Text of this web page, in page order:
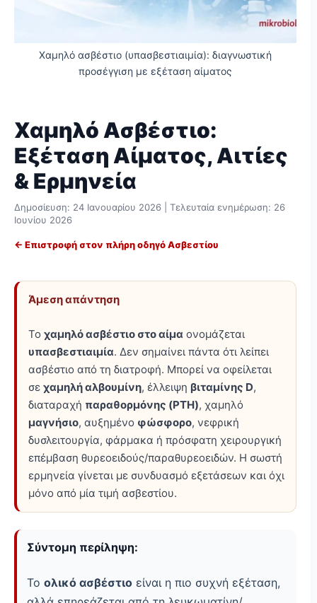
Χαμηλό ασβέστιο (υπασβεστιαιμία): διαγνωστική
προσέγγιση με εξέταση αίματος
Χαμηλό Ασβέστιο:
Εξέταση Αίματος, Αιτίες
& Ερμηνεία
Δημοσίευση: 24 Ιανουαρίου 2026 | Τελευταία ενημέρωση: 26
Ιουνίου 2026
← Επιστροφή στον πλήρη οδηγό Ασβεστίου
Άμεση απάντηση
Το χαμηλό ασβέστιο στο αίμα ονομάζεται
υπασβεστιαιμία. Δεν σημαίνει πάντα ότι λείπει
ασβέστιο από τη διατροφή. Μπορεί να οφείλεται
σε χαμηλή αλβουμίνη, έλλειψη βιταμίνης D,
διαταραχή παραθορμόνης (PTH), χαμηλό
μαγνήσιο, αυξημένο φώσφορο, νεφρική
δυσλειτουργία, φάρμακα ή πρόσφατη χειρουργική
επέμβαση θυρεοειδούς/παραθυρεοειδών. Η σωστή
ερμηνεία γίνεται με συνδυασμό εξετάσεων και όχι
μόνο από μία τιμή ασβεστίου.
Σύντομη περίληψη:
Το ολικό ασβέστιο είναι η πιο συχνή εξέταση,